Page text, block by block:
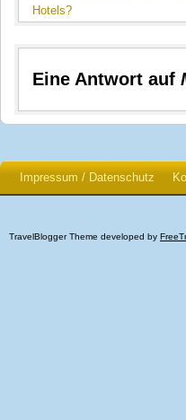
Hotels?
Eine Antwort auf
Impressum / Datenschutz
TravelBlogger Theme developed by